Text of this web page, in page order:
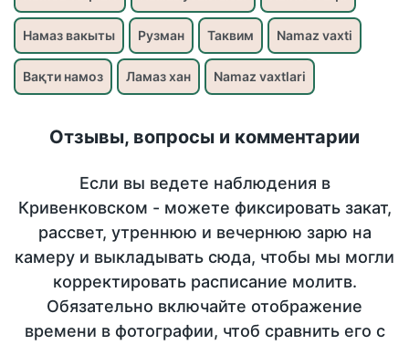
Намаз вакыты Рузман Таквим Namaz vaxti
Вақти намоз Ламаз хан Namaz vaxtlari
Отзывы, вопросы и комментарии
Если вы ведете наблюдения в
Кривенковском - можете фиксировать закат,
рассвет, утреннюю и вечернюю зарю на
камеру и выкладывать сюда, чтобы мы могли
корректировать расписание молитв.
Обязательно включайте отображение
времени в фотографии, чтоб сравнить его с